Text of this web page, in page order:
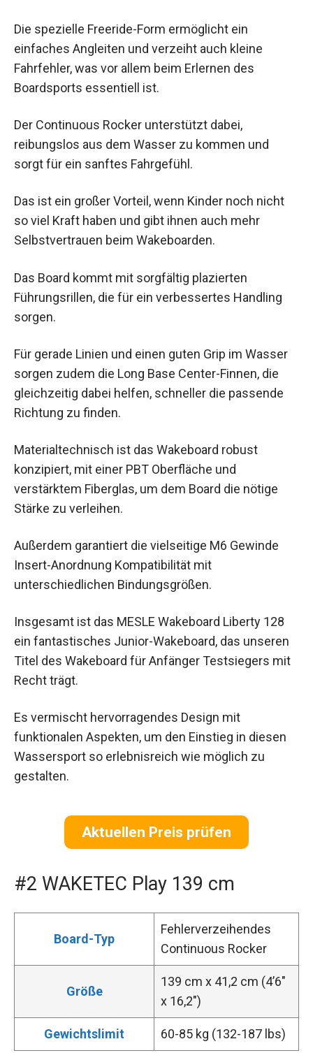
Die spezielle Freeride-Form ermöglicht ein
einfaches Angleiten und verzeiht auch kleine
Fahrfehler, was vor allem beim Erlernen des
Boardsports essentiell ist.
Der Continuous Rocker unterstützt dabei,
reibungslos aus dem Wasser zu kommen und
sorgt für ein sanftes Fahrgefühl.
Das ist ein großer Vorteil, wenn Kinder noch nicht
so viel Kraft haben und gibt ihnen auch mehr
Selbstvertrauen beim Wakeboarden.
Das Board kommt mit sorgfältig plazierten
Führungsrillen, die für ein verbessertes Handling
sorgen.
Für gerade Linien und einen guten Grip im Wasser
sorgen zudem die Long Base Center-Finnen, die
gleichzeitig dabei helfen, schneller die passende
Richtung zu finden.
Materialtechnisch ist das Wakeboard robust
konzipiert, mit einer PBT Oberfläche und
verstärktem Fiberglas, um dem Board die nötige
Stärke zu verleihen.
Außerdem garantiert die vielseitige M6 Gewinde
Insert-Anordnung Kompatibilität mit
unterschiedlichen Bindungsgrößen.
Insgesamt ist das MESLE Wakeboard Liberty 128
ein fantastisches Junior-Wakeboard, das unseren
Titel des Wakeboard für Anfänger Testsiegers mit
Recht trägt.
Es vermischt hervorragendes Design mit
funktionalen Aspekten, um den Einstieg in diesen
Wassersport so erlebnisreich wie möglich zu
gestalten.
Aktuellen Preis prüfen
#2 WAKETEC Play 139 cm
Board-Typ
Fehlerverzeihendes
Continuous Rocker
Größe
139 cm x 41,2 cm (4’6″
x 16,2″)
Gewichtslimit 60-85 kg (132-187 lbs)